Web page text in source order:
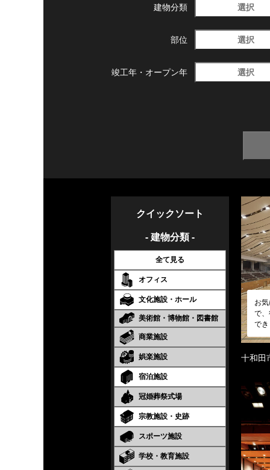
建物分類 選択
部位 選択
竣工年・ オープン年 選択
クイックソート
- 建物分類 -
全て見る
オフィス
文化施設・ホール
美術館・博物館・図書館
商業施設
娯楽施設
宿泊施設
冠婚葬祭式場
宗教施設・史跡
スポーツ施設
学校・教育施設
お
で
で
十和田